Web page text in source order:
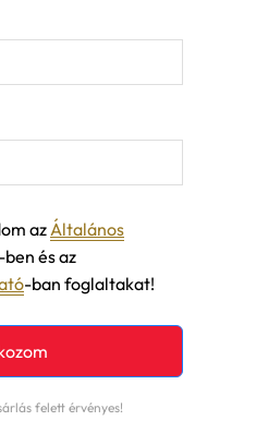
ben és az
-ban foglaltakat!
felett érvényes!